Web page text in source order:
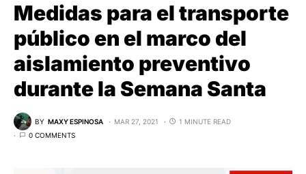
Medidas para el transporte
público en el marco del
aislamiento preventivo
durante la Semana Santa
BY MAXY ESPINOSA MAR 27, 2021
1 MINUTE READ
0 COMMENTS